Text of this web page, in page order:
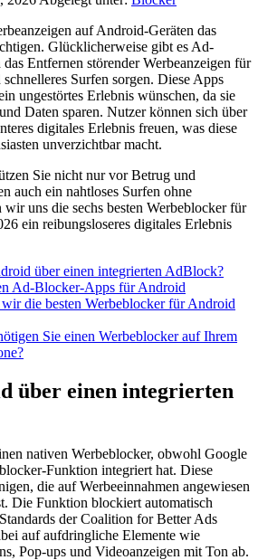
auf Android-Geräten das
Glücklicherweise gibt es Ad-
Entfernen störender Werbeanzeigen für
Surfen sorgen. Diese Apps
ungestörtes Erlebnis wünschen, da sie
Daten sparen. Nutzer können sich über
digitales Erlebnis freuen, was diese
unverzichtbar macht.
Sie nicht nur vor Betrug und
auch ein nahtloses Surfen ohne
uns die sechs besten Werbeblocker für
ein reibungsloseres digitales Erlebnis
über einen integrierten AdBlock?
Ad-Blocker-Apps für Android
die besten Werbeblocker für Android
Sie einen Werbeblocker auf Ihrem
über einen integrierten
nativen Werbeblocker, obwohl Google
Funktion integriert hat. Diese
die auf Werbeeinnahmen angewiesen
Die Funktion blockiert automatisch
der Coalition for Better Ads
auf aufdringliche Elemente wie
Pop-ups und Videoanzeigen mit Ton ab.